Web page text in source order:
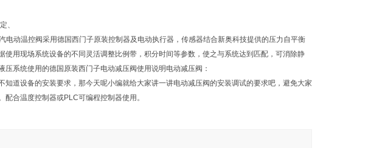
、
动温控阀采用德国西门子原装控制器及电动执行器，传感器结合新奥科技提供的压力自平衡
用现场系统设备的不同灵活调整比例带，积分时间等参数，使之与系统达到匹配，可消除静
系统使用的德国原装西门子电动减压阀使用说明电动减压阀：
道设备的安装要求，那今天呢小编就给大家讲一讲电动减压阀的安装调试的要求吧，避免大家
合温度控制器或PLC可编程控制器使用。